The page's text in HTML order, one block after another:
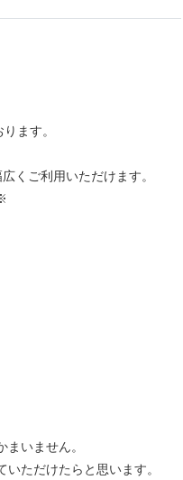
ます。
くご利用いただけます。
いません。
ただけたらと思います。